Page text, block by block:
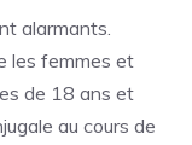
alarmants.
les femmes et
de 18 ans et
au cours de